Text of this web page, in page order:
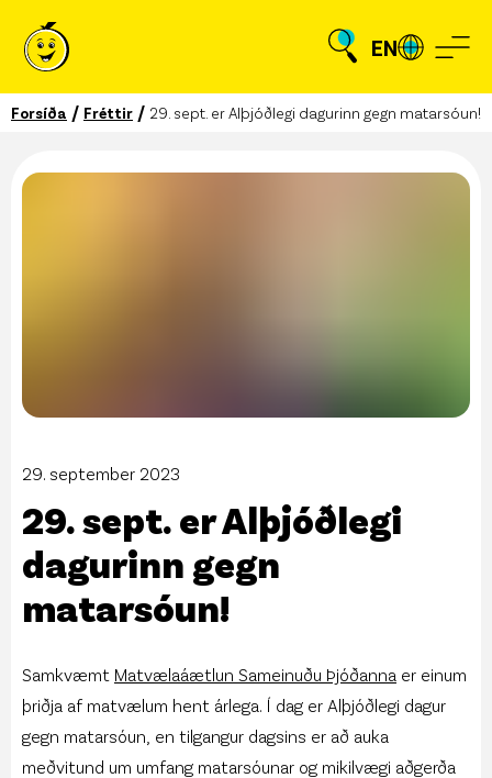
EN
Forsíða / Fréttir / 29. sept. er Alþjóðlegi dagurinn gegn matarsóun!
29. september 2023
29. sept. er Alþjóðlegi
dagurinn gegn
matarsóun!
Samkvæmt Matvælaáætlun Sameinuðu Þjóðanna er einum
þriðja af matvælum hent árlega. Í dag er Alþjóðlegi dagur
gegn matarsóun, en tilgangur dagsins er að auka
meðvitund um umfang matarsóunar og mikilvægi aðgerða